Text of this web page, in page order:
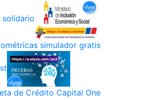
solidario
simulador gratis
de Crédito Capital One